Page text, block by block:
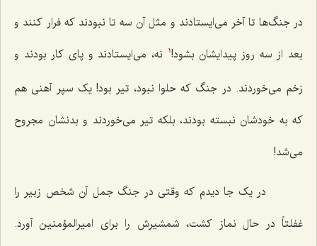
در جنگ‌ها تا آخر می‌ایستادند و مثل آن سه تا نبودند که فرار کنند و
بعد از سه روز پیدایشان بشود!1
نه، می‌ایستادند و پای کار بودند و
زخم می‌خوردند. در جنگ که حلوا نبود، تیر بود! یک سپر آهنی هم
که به خودشان نبسته بودند، بلکه تیر می‌خوردند و بدنشان مجروح
می‌شد!
در یک جا دیدم که وقتی در جنگ جمل آن شخص زبیر را
غفلتاً در حال نماز کشت، شمشیرش را برای امیرالمؤمنین آورد.